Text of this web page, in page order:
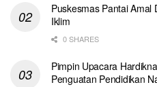
Puskesmas Pantai Amal
Iklim
0 SHARES
Pimpin Upacara
Penguatan Pendidikan